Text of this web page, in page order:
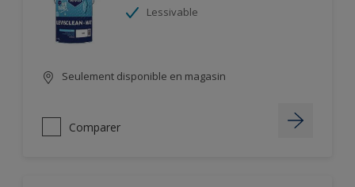
Lessivable
Seulement disponible en magasin
Comparer